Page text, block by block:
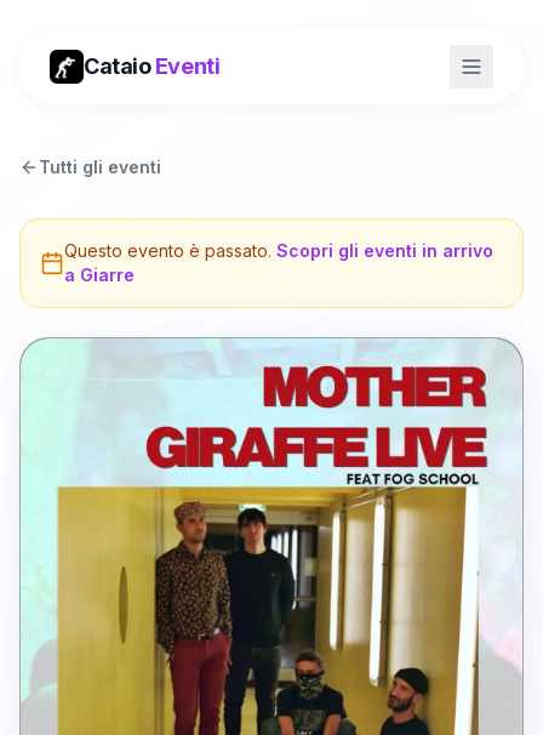
CataioEventi
Tutti gli eventi
Questo evento è passato. Scopri gli eventi in arrivo
a Giarre